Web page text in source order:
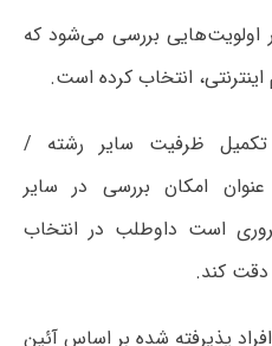
بررسی می‌شود که
انتخاب کرده است.
ظرفیت سایر رشته /
امکان بررسی در سایر
است داوطلب در انتخاب
دقت کند.
پذیرفته شده بر اساس آئین